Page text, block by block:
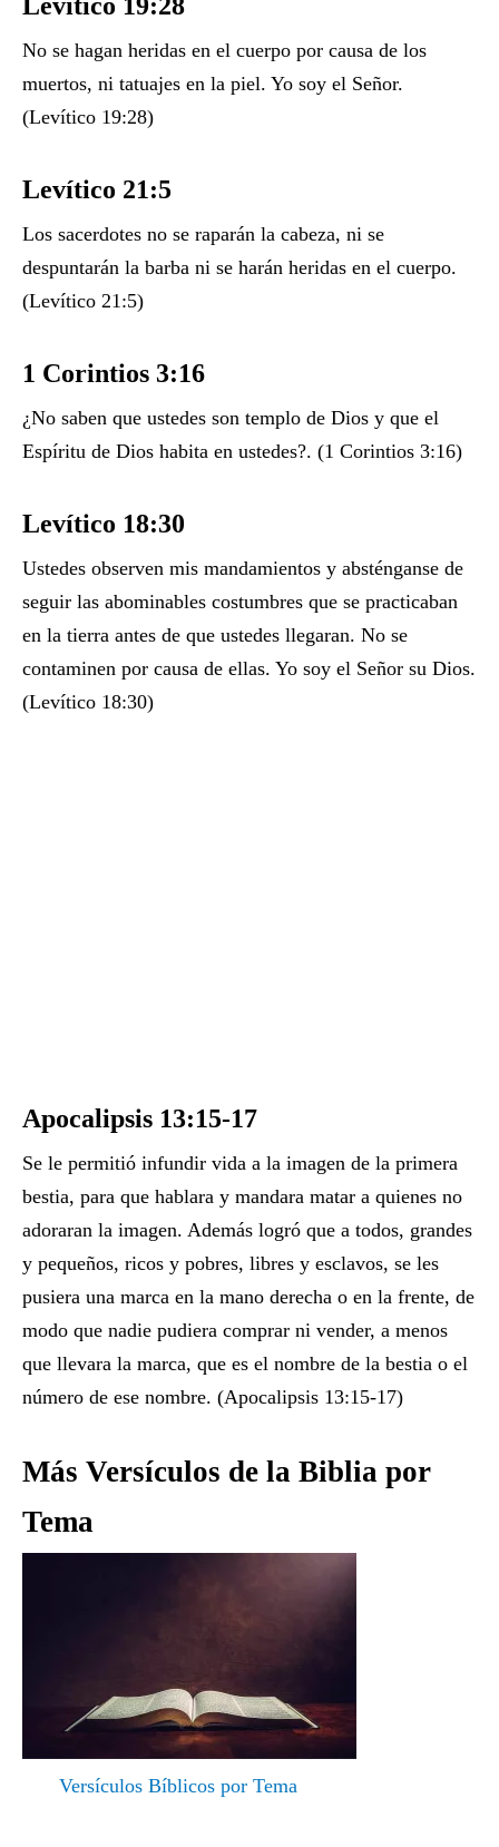
No se hagan heridas en el cuerpo por causa de los
muertos, ni tatuajes en la piel. Yo soy el Señor.
(Levítico 19:28)
Levítico 21:5
Los sacerdotes no se raparán la cabeza, ni se
despuntarán la barba ni se harán heridas en el cuerpo.
(Levítico 21:5)
1 Corintios 3:16
¿No saben que ustedes son templo de Dios y que el
Espíritu de Dios habita en ustedes?. (1 Corintios 3:16)
Levítico 18:30
Ustedes observen mis mandamientos y absténganse de
seguir las abominables costumbres que se practicaban
en la tierra antes de que ustedes llegaran. No se
contaminen por causa de ellas. Yo soy el Señor su Dios.
(Levítico 18:30)
Apocalipsis 13:15-17
Se le permitió infundir vida a la imagen de la primera
bestia, para que hablara y mandara matar a quienes no
adoraran la imagen. Además logró que a todos, grandes
y pequeños, ricos y pobres, libres y esclavos, se les
pusiera una marca en la mano derecha o en la frente, de
modo que nadie pudiera comprar ni vender, a menos
que llevara la marca, que es el nombre de la bestia o el
número de ese nombre. (Apocalipsis 13:15-17)
Más Versículos de la Biblia por
Tema
Versículos Bíblicos por Tema